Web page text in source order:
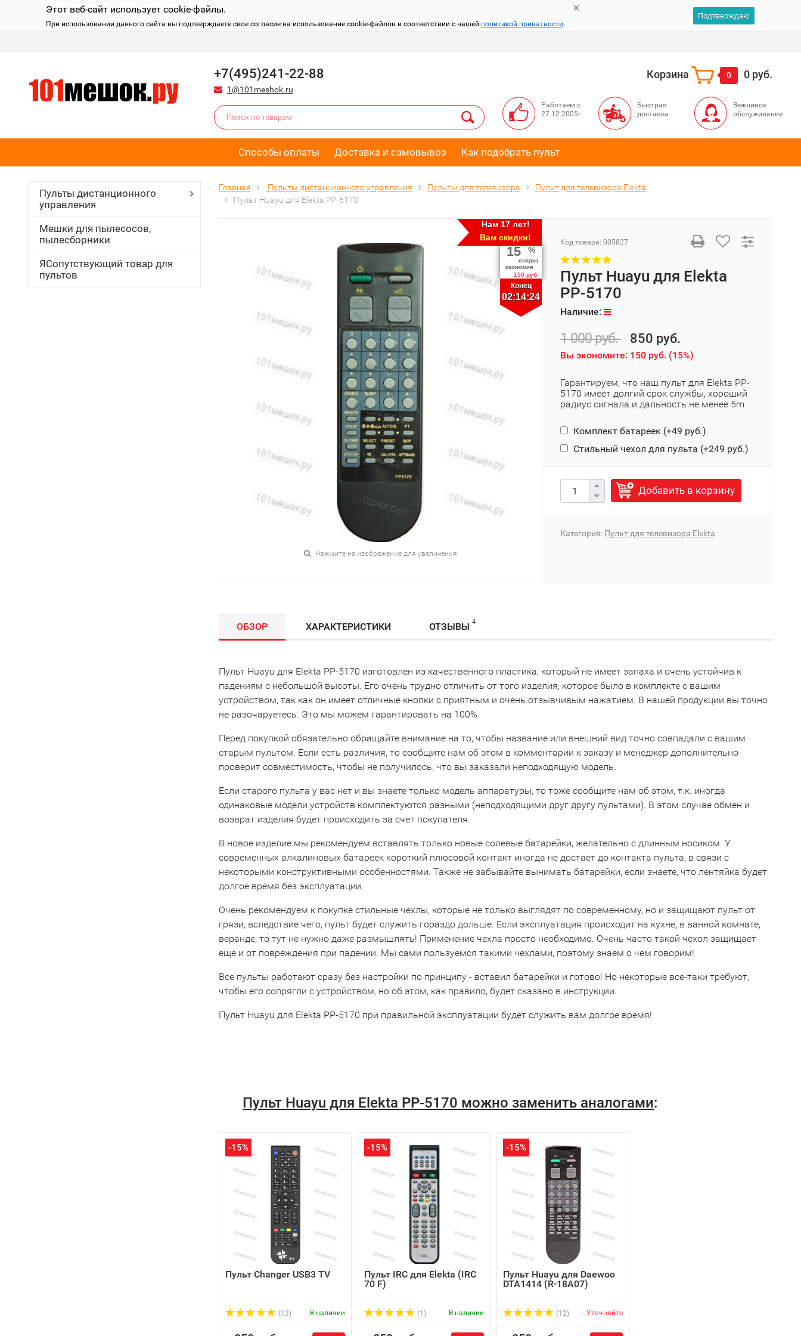
Этот веб-сайт использует cookie-файлы.
При использовании данного сайта вы подтверждаете свое согласие на использование cookie-файлов в соответствии с нашей политикой приватности.
Подтверждаю
+7(495)241-22-88
1@101meshok.ru
Корзина 0 0 руб.
Работаем с
27.12.2005г.
Быстрая
доставка
Вежливое
обслуживание
Способы оплаты Доставка и самовывоз Как подобрать пульт
Пульты дистанционного
управления
Мешки для пылесосов,
пылесборники
ЯСопутствующий товар для
пультов
Главная Пульты дистанционного управления Пульты для телевизора
Пульт для телевизора Elekta
Пульт Huayu для Elekta PP-5170
Нажмите на изображение для увеличения
Нам 17 лет!
Вам скидки!
Конец
02:14:24
15 %
скидка
экономия
150 руб.
Код товара: 005827
Пульт Huayu для Elekta
PP-5170
Наличие:
1 000 руб. 850 руб.
Вы экономите: 150 руб. (15%)
Гарантируем, что наш пульт для Elekta PP-
5170 имеет долгий срок службы, хороший
радиус сигнала и дальность не менее 5m.
Комплект батареек (+49 руб.)
Стильный чехол для пульта (+249 руб.)
Добавить в корзину
Категория: Пульт для телевизора Elekta
ОБЗОР ХАРАКТЕРИСТИКИ ОТЗЫВЫ 4
Пульт Huayu для Elekta PP-5170 изготовлен из качественного пластика, который не имеет запаха и очень устойчив к
падениям с небольшой высоты. Его очень трудно отличить от того изделия, которое было в комплекте с вашим
устройством, так как он имеет отличные кнопки с приятным и очень отзывчивым нажатием. В нашей продукции вы точно
не разочаруетесь. Это мы можем гарантировать на 100%.
Перед покупкой обязательно обращайте внимание на то, чтобы название или внешний вид точно совпадали с вашим
старым пультом. Если есть различия, то сообщите нам об этом в комментарии к заказу и менеджер дополнительно
проверит совместимость, чтобы не получилось, что вы заказали неподходящую модель.
Если старого пульта у вас нет и вы знаете только модель аппаратуры, то тоже сообщите нам об этом, т.к. иногда
одинаковые модели устройств комплектуются разными (неподходящими друг другу пультами). В этом случае обмен и
возврат изделия будет происходить за счет покупателя.
В новое изделие мы рекомендуем вставлять только новые солевые батарейки, желательно с длинным носиком. У
современных алкалиновых батареек короткий плюсовой контакт иногда не достает до контакта пульта, в связи с
некоторыми конструктивными особенностями. Также не забывайте вынимать батарейки, если знаете, что лентяйка будет
долгое время без эксплуатации.
Очень рекомендуем к покупке стильные чехлы, которые не только выглядят по современному, но и защищают пульт от
грязи, вследствие чего, пульт будет служить гораздо дольше. Если эксплуатация происходит на кухне, в ванной комнате,
веранде, то тут не нужно даже размышлять! Применение чехла просто необходимо. Очень часто такой чехол защищает
еще и от повреждения при падении. Мы сами пользуемся такими чехлами, поэтому знаем о чем говорим!
Все пульты работают сразу без настройки по принципу - вставил батарейки и готово! Но некоторые все-таки требуют,
чтобы его сопрягли с устройством, но об этом, как правило, будет сказано в инструкции.
Пульт Huayu для Elekta PP-5170 при правильной эксплуатации будет служить вам долгое время!
Пульт Huayu для Elekta PP-5170 можно заменить аналогами:
-15%
Пульт Changer USB3 TV
(13) В наличии
-15%
Пульт IRC для Elekta (IRC
70 F)
(1) В наличии
-15%
Пульт Huayu для Daewoo
DTA1414 (R-18A07)
(12) Уточняйте